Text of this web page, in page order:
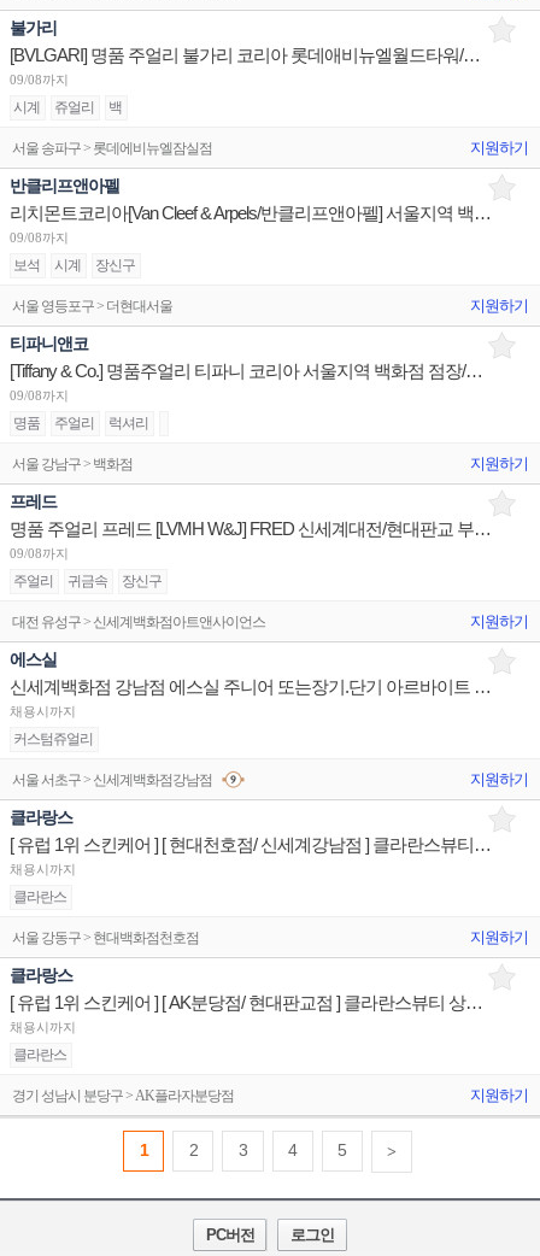
불가리
[BVLGARI] 명품 주얼리 불가리 코리아 롯데애비뉴엘월드타워/현대판교/신세계센텀 부점장 채용
09/08까지
시계 쥬얼리 백
서울 송파구 > 롯데에비뉴엘잠실점 지원하기
반클리프앤아펠
리치몬트코리아[Van Cleef & Arpels/반클리프앤아펠] 서울지역 백화점 세일즈 어시스던트 채용
09/08까지
보석 시계 장신구
서울 영등포구 > 더현대서울 지원하기
티파니앤코
[Tiffany & Co.] 명품주얼리 티파니 코리아 서울지역 백화점 점장/판매사원/오퍼레이션 채용
09/08까지
명품 주얼리 럭셔리
서울 강남구 > 백화점 지원하기
프레드
명품 주얼리 프레드 [LVMH W&J] FRED 신세계대전/현대판교 부점장~판매사원 채용
09/08까지
주얼리 귀금속 장신구
대전 유성구 > 신세계백화점아트앤사이언스 지원하기
에스실
신세계백화점 강남점 에스실 주니어 또는장기.단기 아르바이트 구인합니다.
채용시까지
커스텀쥬얼리
서울 서초구 > 신세계백화점강남점 지원하기
클라랑스
[ 유럽 1위 스킨케어 ] [ 현대천호점/ 신세계강남점 ] 클라란스뷰티 상품/진열/지원 판매전문직원
채용시까지
클라란스
서울 강동구 > 현대백화점천호점 지원하기
클라랑스
[ 유럽 1위 스킨케어 ] [ AK분당점/ 현대판교점 ] 클라란스뷰티 상품/진열/지원 판매전문직원
채용시까지
클라란스
경기 성남시 분당구 > AK플라자분당점 지원하기
1 2 3 4 5 >
PC버전 로그인